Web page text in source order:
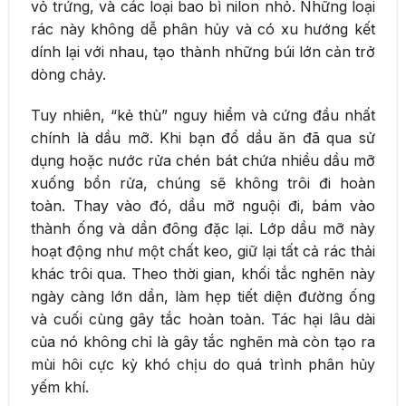
vỏ trứng, và các loại bao bì nilon nhỏ. Những loại
rác này không dễ phân hủy và có xu hướng kết
dính lại với nhau, tạo thành những búi lớn cản trở
dòng chảy.
Tuy nhiên, “kẻ thù” nguy hiểm và cứng đầu nhất
chính là dầu mỡ. Khi bạn đổ dầu ăn đã qua sử
dụng hoặc nước rửa chén bát chứa nhiều dầu mỡ
xuống bồn rửa, chúng sẽ không trôi đi hoàn
toàn. Thay vào đó, dầu mỡ nguội đi, bám vào
thành ống và dần đông đặc lại. Lớp dầu mỡ này
hoạt động như một chất keo, giữ lại tất cả rác thải
khác trôi qua. Theo thời gian, khối tắc nghẽn này
ngày càng lớn dần, làm hẹp tiết diện đường ống
và cuối cùng gây tắc hoàn toàn. Tác hại lâu dài
của nó không chỉ là gây tắc nghẽn mà còn tạo ra
mùi hôi cực kỳ khó chịu do quá trình phân hủy
yếm khí.